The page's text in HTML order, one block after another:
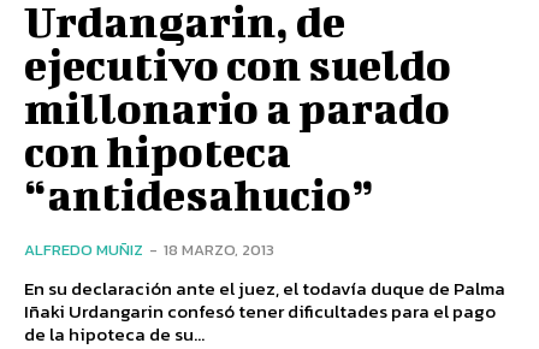
Urdangarin, de
ejecutivo con sueldo
millonario a parado
con hipoteca
“antidesahucio”
ALFREDO MUÑIZ - 18 MARZO, 2013
En su declaración ante el juez, el todavía duque de Palma
Iñaki Urdangarin confesó tener dificultades para el pago
de la hipoteca de su...